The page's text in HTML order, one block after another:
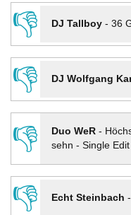
👎
DJ Tallboy- 36
👎
DJ Wolfgang
👎
Duo WeR-
sehn - Single Edit
👎
Echt Steinbach -